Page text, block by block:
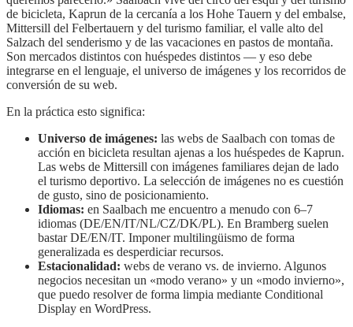
de bicicleta, Kaprun de la cercanía a los Hohe Tauern y del embalse,
Mittersill del Felbertauern y del turismo familiar, el valle alto del
Salzach del senderismo y de las vacaciones en pastos de montaña.
Son mercados distintos con huéspedes distintos — y eso debe
integrarse en el lenguaje, el universo de imágenes y los recorridos de
conversión de su web.
En la práctica esto significa:
Universo de imágenes: las webs de Saalbach con tomas de
acción en bicicleta resultan ajenas a los huéspedes de Kaprun.
Las webs de Mittersill con imágenes familiares dejan de lado
el turismo deportivo. La selección de imágenes no es cuestión
de gusto, sino de posicionamiento.
Idiomas: en Saalbach me encuentro a menudo con 6–7
idiomas (DE/EN/IT/NL/CZ/DK/PL). En Bramberg suelen
bastar DE/EN/IT. Imponer multilingüismo de forma
generalizada es desperdiciar recursos.
Estacionalidad: webs de verano vs. de invierno. Algunos
negocios necesitan un «modo verano» y un «modo invierno»,
que puedo resolver de forma limpia mediante Conditional
Display en WordPress.